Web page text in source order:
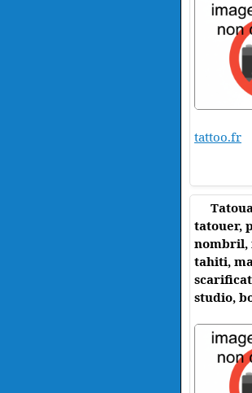
tattoo.fr
tatouer,
nombril,
tahiti,
studio,